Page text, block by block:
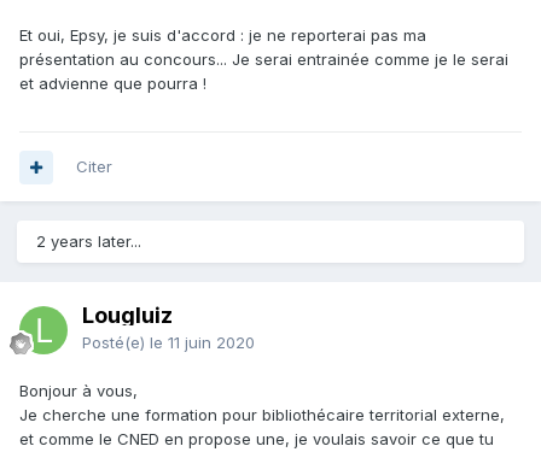
Et oui, Epsy, je suis d'accord : je ne reporterai pas ma
présentation au concours... Je serai entrainée comme je le serai
et advienne que pourra !
Citer
2 years later...
Lougluiz
Posté(e) le 11 juin 2020
Bonjour à vous,
Je cherche une formation pour bibliothécaire territorial externe,
et comme le CNED en propose une, je voulais savoir ce que tu